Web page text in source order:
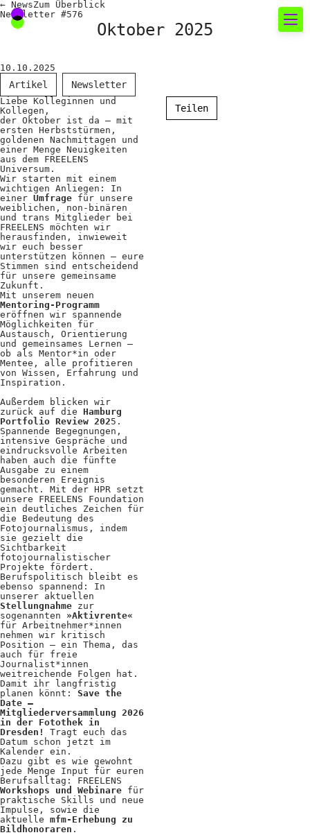
Neues rund um die
Fotografie
Das aktuelle Foto
News
Termine
FREELENS Galerie
Showcases
Fakten für Politik und
Öffentlichkeit
Positionen
Verband
Fotograf*innen
Regionalgruppen
Projekte und Publikationen
Foundation
Services für
Fotograf*innen
Mitglied werden
Presseausweis
Mein FREELENS
Kooperationen
Wissen A-Z
Login
← NewsZum Überblick
Newsletter #576
Oktober 2025
10.10.2025
Artikel Newsletter
Liebe Kolleginnen und
Kollegen,
der Oktober ist da – mit
ersten Herbststürmen,
goldenen Nachmittagen und
einer Menge Neuigkeiten
aus dem FREELENS
Universum.
Wir starten mit einem
wichtigen Anliegen: In
einer Umfrage für unsere
weiblichen, non-binären
und trans Mitglieder bei
FREELENS möchten wir
herausfinden, inwieweit
wir euch besser
unterstützen können – eure
Stimmen sind entscheidend
für unsere gemeinsame
Zukunft.
Mit unserem neuen
Mentoring-Programm
eröffnen wir spannende
Möglichkeiten für
Austausch, Orientierung
und gemeinsames Lernen –
ob als Mentor*in oder
Mentee, alle profitieren
von Wissen, Erfahrung und
Inspiration.
Außerdem blicken wir
zurück auf die Hamburg
Portfolio Review 2025.
Spannende Begegnungen,
intensive Gespräche und
eindrucksvolle Arbeiten
haben auch die fünfte
Ausgabe zu einem
besonderen Ereignis
gemacht. Mit der HPR setzt
unsere FREELENS Foundation
ein deutliches Zeichen für
die Bedeutung des
Fotojournalismus, indem
sie gezielt die
Sichtbarkeit
fotojournalistischer
Projekte fördert.
Berufspolitisch bleibt es
ebenso spannend: In
unserer aktuellen
Stellungnahme zur
sogenannten »Aktivrente«
für Arbeitnehmer*innen
nehmen wir kritisch
Position – ein Thema, das
auch für freie
Journalist*innen
weitreichende Folgen hat.
Damit ihr langfristig
planen könnt: Save the
Date –
Mitgliederversammlung 2026
in der Fotothek in
Dresden!
Tragt euch das
Datum schon jetzt im
Kalender ein.
Dazu gibt es wie gewohnt
jede Menge Input für euren
Berufsalltag: FREELENS
Workshops und Webinare für
praktische Skills und neue
Impulse, sowie die
aktuelle mfm-Erhebung zu
Bildhonoraren .
Teilen